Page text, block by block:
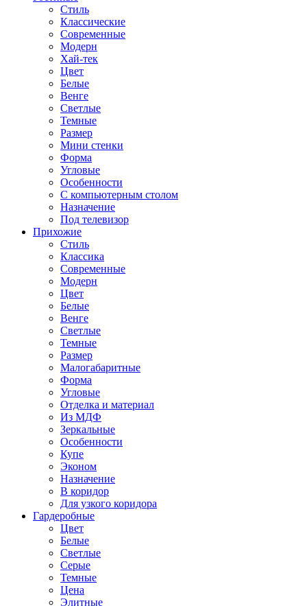
Стиль
Классические
Современные
Модерн
Хай-тек
Цвет
Белые
Венге
Светлые
Темные
Размер
Мини стенки
Форма
Угловые
Особенности
С компьютерным столом
Назначение
Под телевизор
Прихожие
Стиль
Классика
Современные
Модерн
Цвет
Белые
Венге
Светлые
Темные
Размер
Малогабаритные
Форма
Угловые
Отделка и материал
Из МДФ
Зеркальные
Особенности
Купе
Эконом
Назначение
В коридор
Для узкого коридора
Гардеробные
Цвет
Белые
Светлые
Серые
Темные
Цена
Элитные